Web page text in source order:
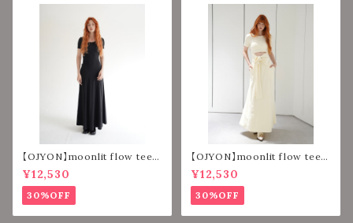
【OJYON】moonlit flow tee d
ress 【VELOUR BLACK】
¥12,530
30%OFF
【OJYON】moonlit flow tee d
ress 【VELOUR IVORY】
¥12,530
30%OFF